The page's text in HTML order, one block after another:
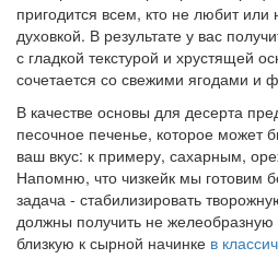
пригодится всем, кто не любит или
духовкой. В результате у вас
с гладкой текстурой и хрустящей
сочетается со свежими ягодами и
В качестве основы для десерта
песочное печенье, которое
ваш вкус: к примеру, сахарным,
Напомню, что чизкейк мы готовим
задача - стабилизировать
должны получить не желеобразную
близкую к сырной начинке в